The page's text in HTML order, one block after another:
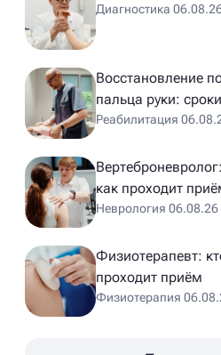
Диагностика
Восстановление
пальца руки:
Реабилитация
как проходит
Неврология 06.08.26
Физиотерапевт:
проходит приём
Физиотерапия